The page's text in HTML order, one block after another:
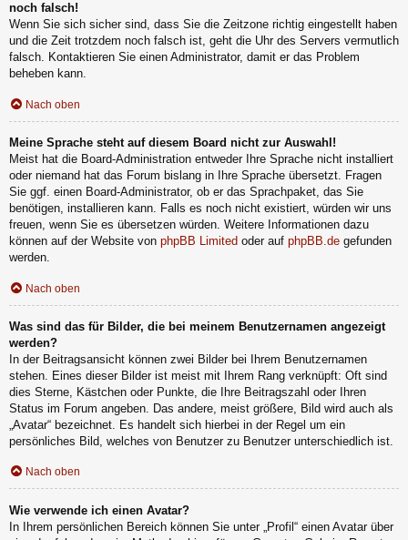
noch falsch!
Wenn Sie sich sicher sind, dass Sie die Zeitzone richtig eingestellt haben
und die Zeit trotzdem noch falsch ist, geht die Uhr des Servers vermutlich
falsch. Kontaktieren Sie einen Administrator, damit er das Problem
beheben kann.
Nach oben
Meine Sprache steht auf diesem Board nicht zur Auswahl!
Meist hat die Board-Administration entweder Ihre Sprache nicht installiert
oder niemand hat das Forum bislang in Ihre Sprache übersetzt. Fragen
Sie ggf. einen Board-Administrator, ob er das Sprachpaket, das Sie
benötigen, installieren kann. Falls es noch nicht existiert, würden wir uns
freuen, wenn Sie es übersetzen würden. Weitere Informationen dazu
können auf der Website von phpBB Limited oder auf phpBB.de gefunden
werden.
Nach oben
Was sind das für Bilder, die bei meinem Benutzernamen angezeigt
werden?
In der Beitragsansicht können zwei Bilder bei Ihrem Benutzernamen
stehen. Eines dieser Bilder ist meist mit Ihrem Rang verknüpft: Oft sind
dies Sterne, Kästchen oder Punkte, die Ihre Beitragszahl oder Ihren
Status im Forum angeben. Das andere, meist größere, Bild wird auch als
„Avatar“ bezeichnet. Es handelt sich hierbei in der Regel um ein
persönliches Bild, welches von Benutzer zu Benutzer unterschiedlich ist.
Nach oben
Wie verwende ich einen Avatar?
In Ihrem persönlichen Bereich können Sie unter „Profil“ einen Avatar über